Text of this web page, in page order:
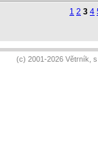
1 2 3 4
(c) 2001-2026 Větrník,